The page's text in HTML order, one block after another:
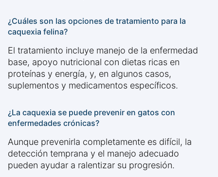
¿Cuáles son las opciones de tratamiento para la
caquexia felina?
El tratamiento incluye manejo de la enfermedad
base, apoyo nutricional con dietas ricas en
proteínas y energía, y, en algunos casos,
suplementos y medicamentos específicos.
¿La caquexia se puede prevenir en gatos con
enfermedades crónicas?
Aunque prevenirla completamente es difícil, la
detección temprana y el manejo adecuado
pueden ayudar a ralentizar su progresión.